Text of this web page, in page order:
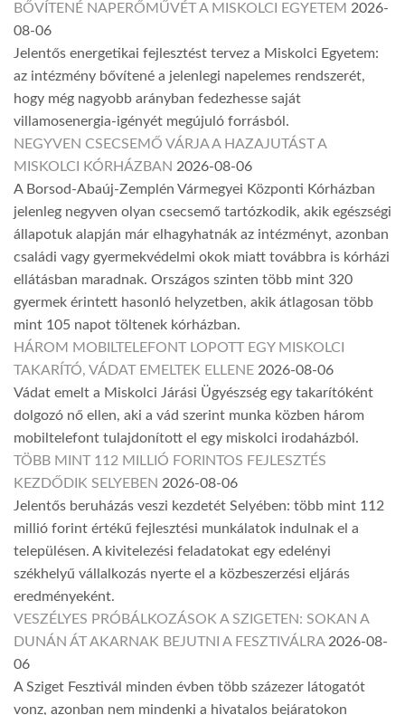
BŐVÍTENÉ NAPERŐMŰVÉT A MISKOLCI EGYETEM 2026-
08-06
Jelentős energetikai fejlesztést tervez a Miskolci Egyetem:
az intézmény bővítené a jelenlegi napelemes rendszerét,
hogy még nagyobb arányban fedezhesse saját
villamosenergia-igényét megújuló forrásból.
NEGYVEN CSECSEMŐ VÁRJA A HAZAJUTÁST A
MISKOLCI KÓRHÁZBAN 2026-08-06
A Borsod-Abaúj-Zemplén Vármegyei Központi Kórházban
jelenleg negyven olyan csecsemő tartózkodik, akik egészségi
állapotuk alapján már elhagyhatnák az intézményt, azonban
családi vagy gyermekvédelmi okok miatt továbbra is kórházi
ellátásban maradnak. Országos szinten több mint 320
gyermek érintett hasonló helyzetben, akik átlagosan több
mint 105 napot töltenek kórházban.
HÁROM MOBILTELEFONT LOPOTT EGY MISKOLCI
TAKARÍTÓ, VÁDAT EMELTEK ELLENE 2026-08-06
Vádat emelt a Miskolci Járási Ügyészség egy takarítóként
dolgozó nő ellen, aki a vád szerint munka közben három
mobiltelefont tulajdonított el egy miskolci irodaházból.
TÖBB MINT 112 MILLIÓ FORINTOS FEJLESZTÉS
KEZDŐDIK SELYEBEN 2026-08-06
Jelentős beruházás veszi kezdetét Selyében: több mint 112
millió forint értékű fejlesztési munkálatok indulnak el a
településen. A kivitelezési feladatokat egy edelényi
székhelyű vállalkozás nyerte el a közbeszerzési eljárás
eredményeként.
VESZÉLYES PRÓBÁLKOZÁSOK A SZIGETEN: SOKAN A
DUNÁN ÁT AKARNAK BEJUTNI A FESZTIVÁLRA 2026-08-
06
A Sziget Fesztivál minden évben több százezer látogatót
vonz, azonban nem mindenki a hivatalos bejáratokon